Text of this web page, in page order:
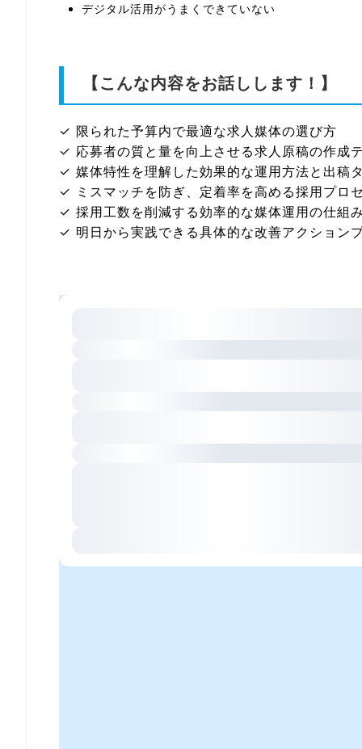
デジタル活用がうまくできていない
【 こんな内容をお話しします！ 】
✓ 限られた予算内で最適な求人媒体の選び方
✓ 応募者の質と量を向上させる求人原稿の作成
✓ 媒体特性を理解した効果的な運用方法と出稿
✓ ミスマッチを防ぎ、定着率を高める採用プロ
✓ 採用工数を削減する効率的な媒体運用の仕組
✓ 明日から実践できる具体的な改善アクション